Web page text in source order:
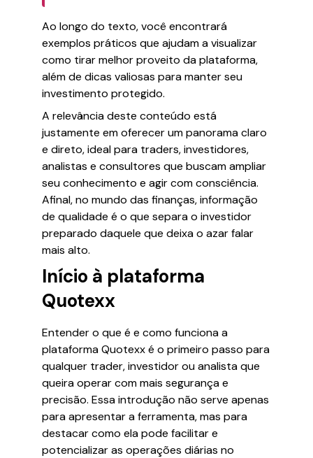
Ao longo do texto, você encontrará
exemplos práticos que ajudam a visualizar
como tirar melhor proveito da plataforma,
além de dicas valiosas para manter seu
investimento protegido.
A relevância deste conteúdo está
justamente em oferecer um panorama claro
e direto, ideal para traders, investidores,
analistas e consultores que buscam ampliar
seu conhecimento e agir com consciência.
Afinal, no mundo das finanças, informação
de qualidade é o que separa o investidor
preparado daquele que deixa o azar falar
mais alto.
Início à plataforma
Quotexx
Entender o que é e como funciona a
plataforma Quotexx é o primeiro passo para
qualquer trader, investidor ou analista que
queira operar com mais segurança e
precisão. Essa introdução não serve apenas
para apresentar a ferramenta, mas para
destacar como ela pode facilitar e
potencializar as operações diárias no